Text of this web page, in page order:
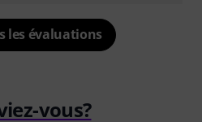
les évaluations
vous?